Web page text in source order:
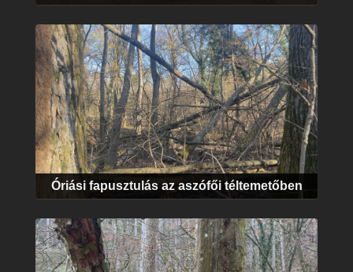
Óriási fapusztulás az aszófői téltemetőben